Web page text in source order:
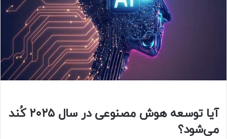
آیا توسعه هوش مصنوعی در سال ۲۰۲۵ کُند
می‌شود؟